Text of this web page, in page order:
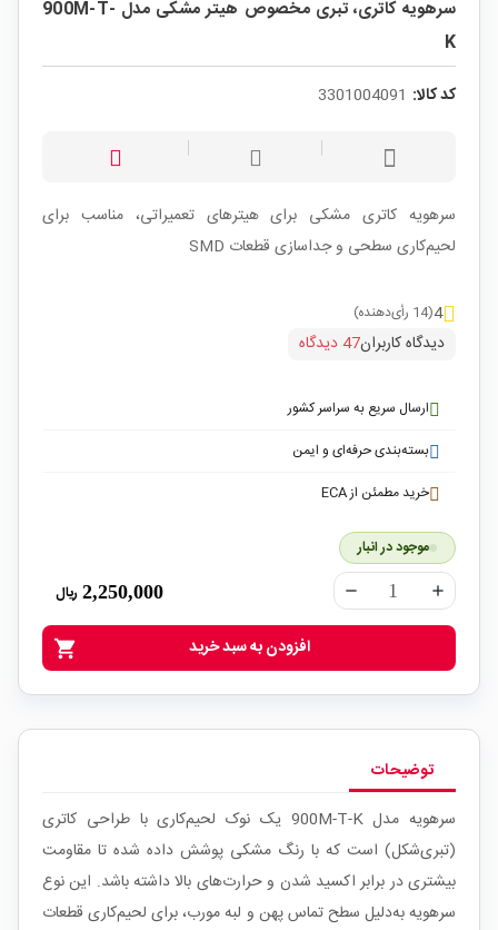
سرهویه کاتری، تبری مخصوص هیتر مشکی مدل 900M-T-
K
کد کالا: 3301004091
سرهویه کاتری مشکی برای هیترهای تعمیراتی، مناسب برای
لحیم‌کاری سطحی و جداسازی قطعات SMD
4(14 رأی‌دهنده)
دیدگاه کاربران47 دیدگاه
ارسال سریع به سراسر کشور
بسته‌بندی حرفه‌ای و ایمن
خرید مطمئن از ECA
موجود در انبار
remove add
2,250,000 ریال
shopping_cart افزودن به سبد خرید
توضیحات
سرهویه مدل 900M-T-K یک نوک لحیم‌کاری با طراحی کاتری
(تبری‌شکل) است که با رنگ مشکی پوشش داده شده تا مقاومت
بیشتری در برابر اکسید شدن و حرارت‌های بالا داشته باشد. این نوع
سرهویه به‌دلیل سطح تماس پهن و لبه مورب، برای لحیم‌کاری قطعات